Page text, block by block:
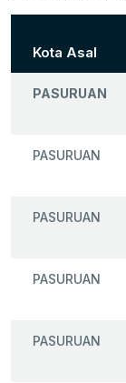
Kota Asal
PASURUAN
PASURUAN
PASURUAN
PASURUAN
PASURUAN